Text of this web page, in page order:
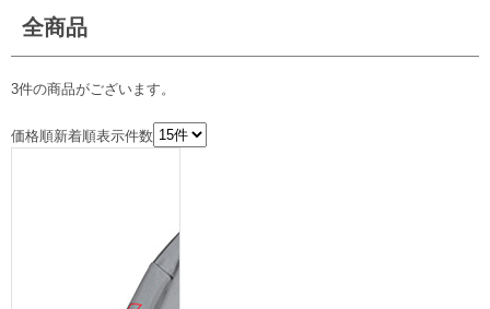
全商品
3件の商品がございます。
価格順新着順表示件数